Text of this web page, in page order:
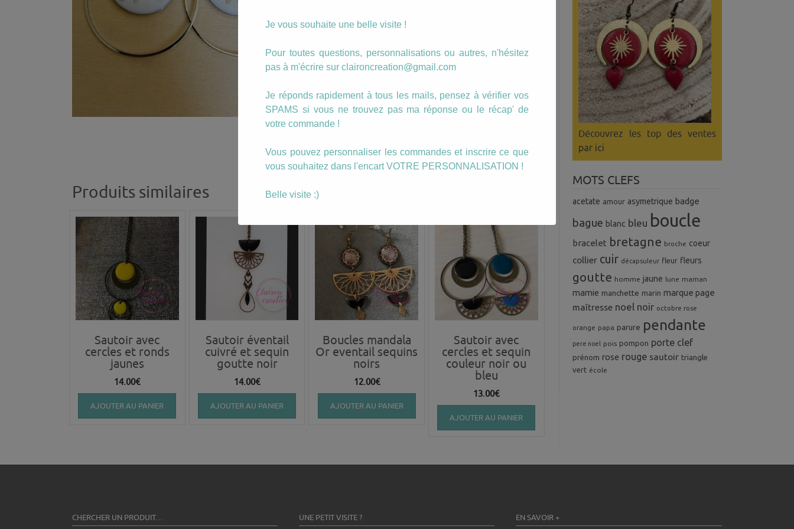
Description
Paire Estrela
Il est possible de les décliner de plusieurs façons.
N’hésitez pas à me contacter.
Clairon Création
Produits similaires
Sautoir avec
cercles et ronds
jaunes
14.00€
AJOUTER AU PANIER
Sautoir éventail
cuivré et sequin
goutte noir
14.00€
AJOUTER AU PANIER
Boucles mandala
Or eventail sequins
noirs
12.00€
AJOUTER AU PANIER
Sautoir avec
cercles et sequin
couleur noir ou
bleu
13.00€
AJOUTER AU PANIER
Découvrez les top des ventes
par ici
MOTS CLEFS
acetate amour asymetrique badge
bague blanc bleu boucle
bracelet bretagne broche coeur
collier cuir décapsuleur fleur fleurs
goutte homme jaune lune maman
mamie manchette marin marque page
maîtresse noel noir octobre rose
orange papa parure pendante
pere noel pois pompon porte clef
prénom rose rouge sautoir triangle
vert école
CHERCHER UN PRODUIT… UNE PETIT VISITE ? EN SAVOIR +
Je vous souhaite une belle visite !
Pour toutes questions, personnalisations ou autres, n'hésitez
pas à m'écrire sur claironcreation@gmail.com
Je réponds rapidement à tous les mails, pensez à vérifier vos
SPAMS si vous ne trouvez pas ma réponse ou le récap' de
votre commande !
Vous pouvez personnaliser les commandes et inscrire ce que
vous souhaitez dans l'encart VOTRE PERSONNALISATION !
Belle visite :)